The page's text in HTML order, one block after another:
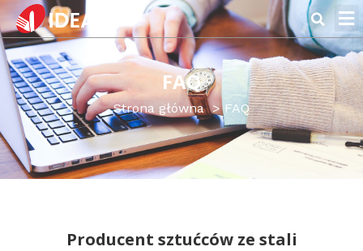
FAQ
Strona główna FAQ
Producent sztućców ze stali